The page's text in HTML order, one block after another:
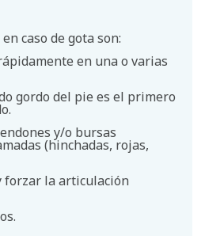
caso de gota son:
en una o varias
gordo del pie es el primero
y/o bursas
(hinchadas, rojas,
forzar la articulación